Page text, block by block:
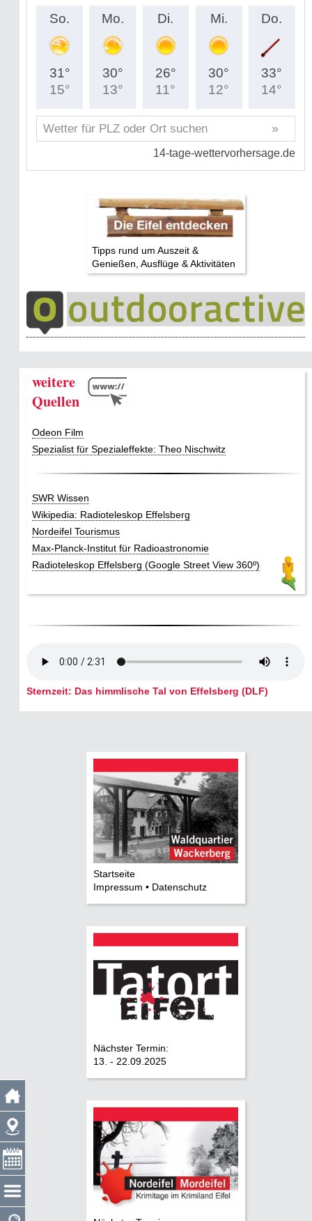
Tipps rund um Auszeit &
Genießen, Ausflüge & Aktivitäten
weitere
Quellen
Odeon Film
Spezialist für Spezialeffekte: Theo Nischwitz
SWR Wissen
Wikipedia: Radioteleskop Effelsberg
Nordeifel Tourismus
Max-Planck-Institut für Radioastronomie
Radioteleskop Effelsberg (Google Street View 360º)
Sternzeit: Das himmlische Tal von Effelsberg (DLF)
Startseite
Impressum • Datenschutz
Nächster Termin:
13. - 22.09.2025